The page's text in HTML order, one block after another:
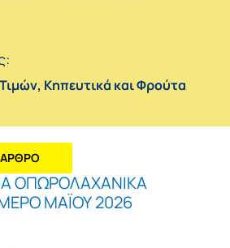
, Κηπευτικά και Φρούτα
ΑΡΘΡΟ
ΟΠΩΡΟΛΑΧΑΝΙΚΑ
ΜΑΪΟΥ 2026